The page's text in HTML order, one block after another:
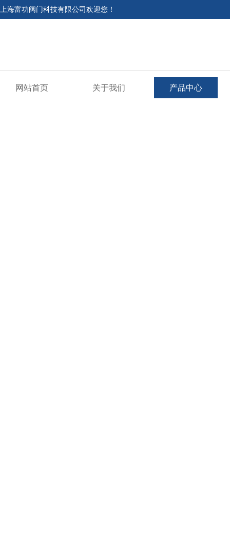
上海富功阀门科技有限公司欢迎您！
网站首页 关于我们 产品中心